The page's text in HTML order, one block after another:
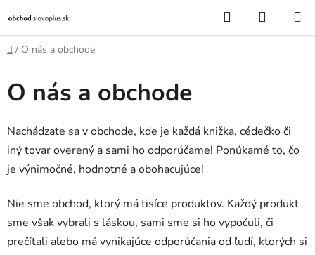
na
obsah
Hľadať
KOŠÍK
Domov
/ O nás a obchode
O nás a obchode
Nachádzate sa v obchode, kde je každá knižka, cédečko či
iný tovar overený a sami ho odporúčame! Ponúkamé to, čo
je výnimočné, hodnotné a obohacujúce!
Nie sme obchod, ktorý má tisíce produktov. Každý produkt
sme však vybrali s láskou, sami sme si ho vypočuli, či
prečítali alebo má vynikajúce odporúčania od ľudí, ktorých si